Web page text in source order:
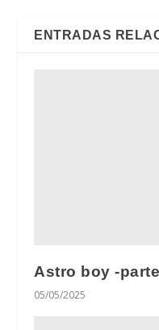
ENTRADAS
Astro boy -
05/05/2025